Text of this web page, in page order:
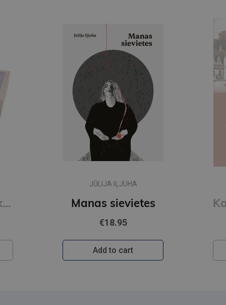
ANDRIS GRĪNBERGS
Kaucmindes pakavs
€12.50
Add to cart